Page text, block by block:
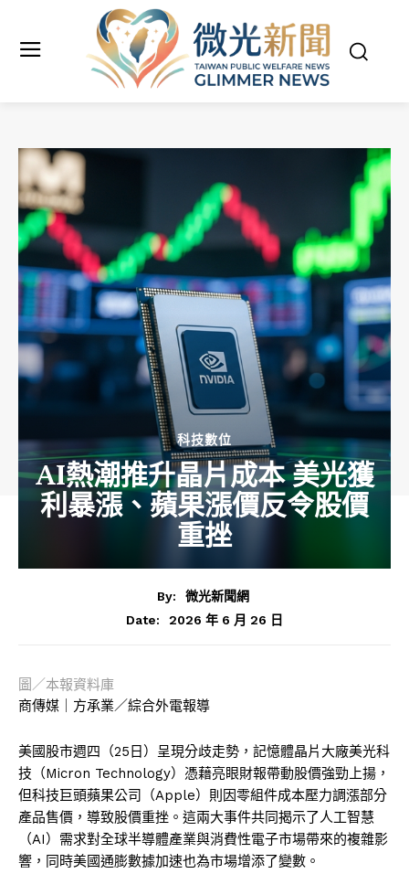
科技數位
AI熱潮推升晶片成本 美光獲
利暴漲、蘋果漲價反令股價
重挫
By:
微光新聞網
Date:
2026 年 6 月 26 日
圖／本報資料庫
商傳媒｜方承業／綜合外電報導
美國股市週四（25日）呈現分歧走勢，記憶體晶片大廠美光科
技（Micron Technology）憑藉亮眼財報帶動股價強勁上揚，
但科技巨頭蘋果公司（Apple）則因零組件成本壓力調漲部分
產品售價，導致股價重挫。這兩大事件共同揭示了人工智慧
（AI）需求對全球半導體產業與消費性電子市場帶來的複雜影
響，同時美國通膨數據加速也為市場增添了變數。